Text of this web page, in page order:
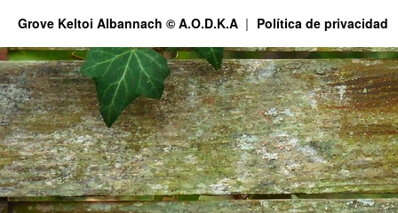
Grove Keltoi Albannach © A.O.D.K.A Política de privacidad
This site is